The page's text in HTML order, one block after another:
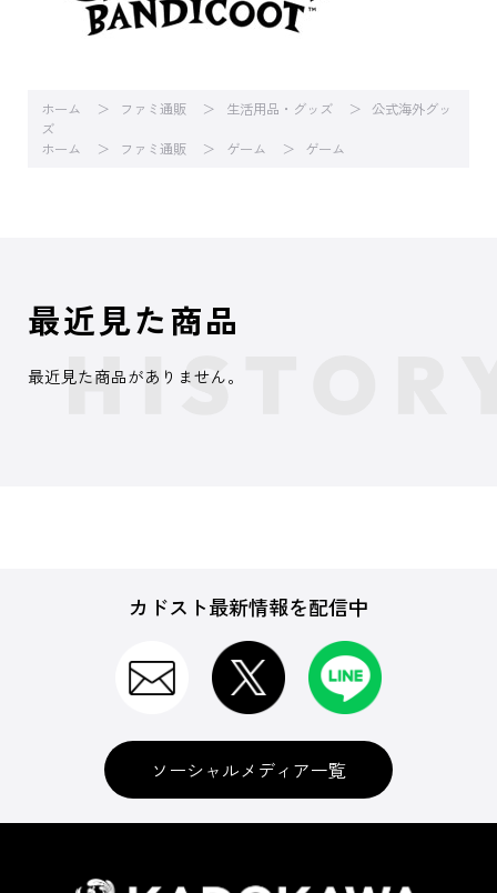
ホーム ファミ通販 生活用品・グッズ
公式海外グッ
ズ
ホーム
ファミ通販 ゲーム ゲーム
最近見た商品
最近見た商品がありません。
カドスト最新情報を配信中
ソーシャルメディア一覧